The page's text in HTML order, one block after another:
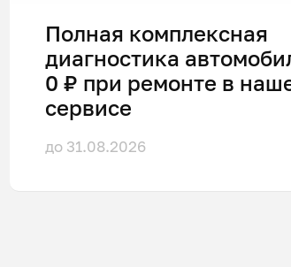
Полная комплексная
диагностика
0 ₽ при ремонте в
сервисе
до 31.08.2026